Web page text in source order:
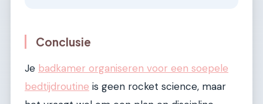
Conclusie
Je badkamer organiseren voor een soepele
bedtijdroutine is geen rocket science, maar